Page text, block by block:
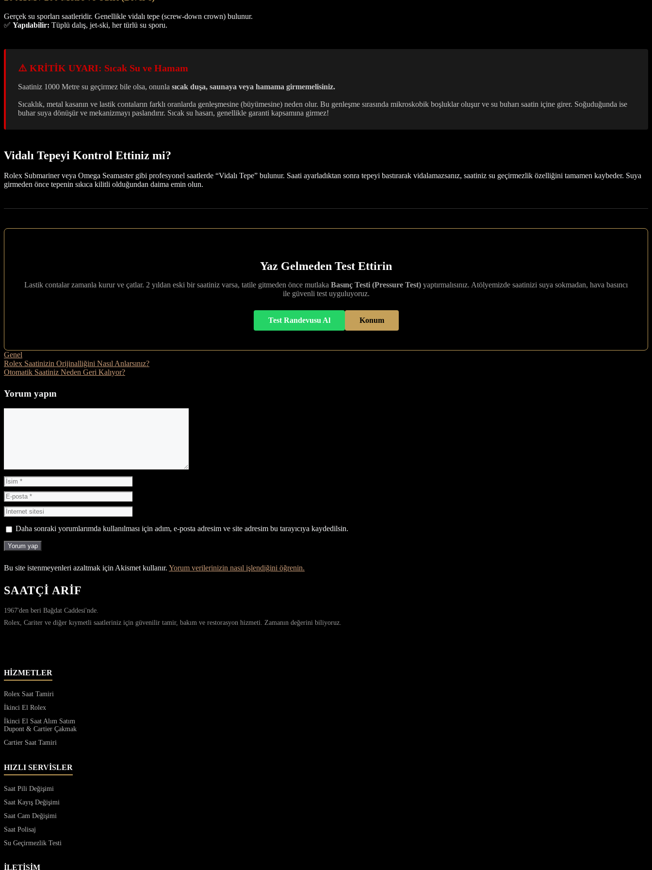
Gerçek su sporları saatleridir. Genellikle vidalı tepe (screw-down crown) bulunur.
✅ Yapılabilir: Tüplü dalış, jet-ski, her türlü su sporu.
⚠️ KRİTİK UYARI: Sıcak Su ve Hamam
Saatiniz 1000 Metre su geçirmez bile olsa, onunla sıcak duşa, saunaya veya hamama girmemelisiniz.
Sıcaklık, metal kasanın ve lastik contaların farklı oranlarda genleşmesine (büyümesine) neden olur. Bu genleşme sırasında mikroskobik boşluklar oluşur ve su buharı saatin içine girer. Soğuduğunda ise
buhar suya dönüşür ve mekanizmayı paslandırır. Sıcak su hasarı, genellikle garanti kapsamına girmez!
Vidalı Tepeyi Kontrol Ettiniz mi?
Rolex Submariner veya Omega Seamaster gibi profesyonel saatlerde “Vidalı Tepe” bulunur. Saati ayarladıktan sonra tepeyi bastırarak vidalamazsanız, saatiniz su geçirmezlik özelliğini tamamen kaybeder. Suya
girmeden önce tepenin sıkıca kilitli olduğundan daima emin olun.
Yaz Gelmeden Test Ettirin
Lastik contalar zamanla kurur ve çatlar. 2 yıldan eski bir saatiniz varsa, tatile gitmeden önce mutlaka Basınç Testi (Pressure Test) yaptırmalısınız. Atölyemizde saatinizi suya sokmadan, hava basıncı
ile güvenli test uyguluyoruz.
Test Randevusu Al Konum
Kategoriler
Genel
Rolex Saatinizin Orijinalliğini Nasıl Anlarsınız?
Otomatik Saatiniz Neden Geri Kalıyor?
Yorum yapın
İsim
E-
posta
İnternet
sitesi
Daha sonraki yorumlarımda kullanılması için adım, e-posta adresim ve site adresim bu tarayıcıya kaydedilsin.
Bu site istenmeyenleri azaltmak için Akismet kullanır. Yorum verilerinizin nasıl işlendiğini öğrenin.
SAATÇİ ARİF
1967'den beri Bağdat Caddesi'nde.
Rolex, Cariter ve diğer kıymetli saatleriniz için güvenilir tamir, bakım ve restorasyon hizmeti. Zamanın değerini biliyoruz.
HİZMETLER
Rolex Saat Tamiri
İkinci El Rolex
İkinci El Saat Alım Satım
Dupont & Cartier Çakmak
Cartier Saat Tamiri
HIZLI SERVİSLER
Saat Pili Değişimi
Saat Kayış Değişimi
Saat Cam Değişimi
Saat Polisaj
Su Geçirmezlik Testi
İLETİŞİM